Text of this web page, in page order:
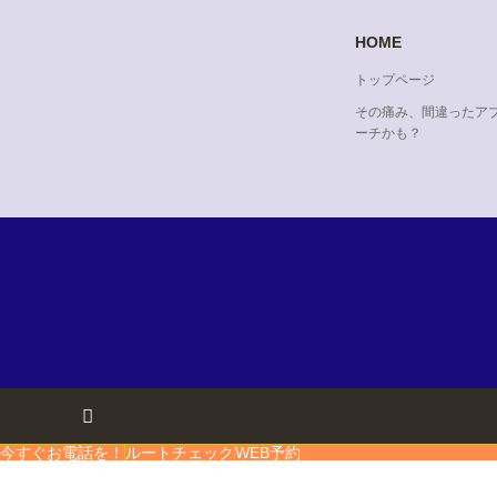
HOME
トップページ
その痛み、間違ったア
ーチかも？
今すぐお電話を！ ルートチェックWEB予約